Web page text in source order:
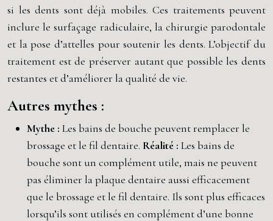
si les dents sont déjà mobiles. Ces traitements peuvent
inclure le surfaçage radiculaire, la chirurgie parodontale
et la pose d’attelles pour soutenir les dents. L’objectif du
traitement est de préserver autant que possible les dents
restantes et d’améliorer la qualité de vie.
Autres mythes :
Mythe : Les bains de bouche peuvent remplacer le
brossage et le fil dentaire. Réalité : Les bains de
bouche sont un complément utile, mais ne peuvent
pas éliminer la plaque dentaire aussi efficacement
que le brossage et le fil dentaire. Ils sont plus efficaces
lorsqu’ils sont utilisés en complément d’une bonne